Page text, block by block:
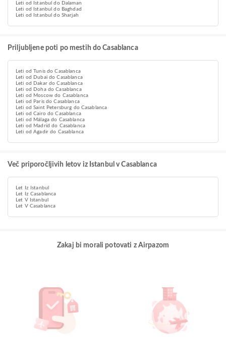
Leti od Istanbul do Dalaman
Leti od Istanbul do Baghdad
Leti od Istanbul do Sharjah
Priljubljene poti po mestih do Casablanca
Leti od Tunis do Casablanca
Leti od Dubai do Casablanca
Leti od Dakar do Casablanca
Leti od Doha do Casablanca
Leti od Moscow do Casablanca
Leti od Paris do Casablanca
Leti od Saint Petersburg do Casablanca
Leti od Cairo do Casablanca
Leti od Málaga do Casablanca
Leti od Madrid do Casablanca
Leti od Agadir do Casablanca
Več priporočljivih letov iz Istanbul v Casablanca
Let Iz Istanbul
Let Iz Casablanca
Let V Istanbul
Let V Casablanca
Zakaj bi morali potovati z Airpazom